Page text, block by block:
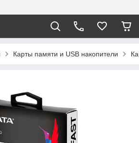
Карты памяти и USB накопители